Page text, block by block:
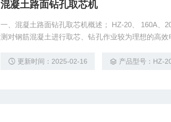
混凝土路面钻孔取芯机
一、混凝土路面钻孔取芯机概述； HZ-20、 160A、200型混凝土取芯机是建筑、施工质量检
测对钢筋混凝土进行取芯、钻孔作业较为理想的高
意外损坏，效率高等you点，所以广泛应用于煤气
更新时间：2025-02-16 产品型号：HZ-